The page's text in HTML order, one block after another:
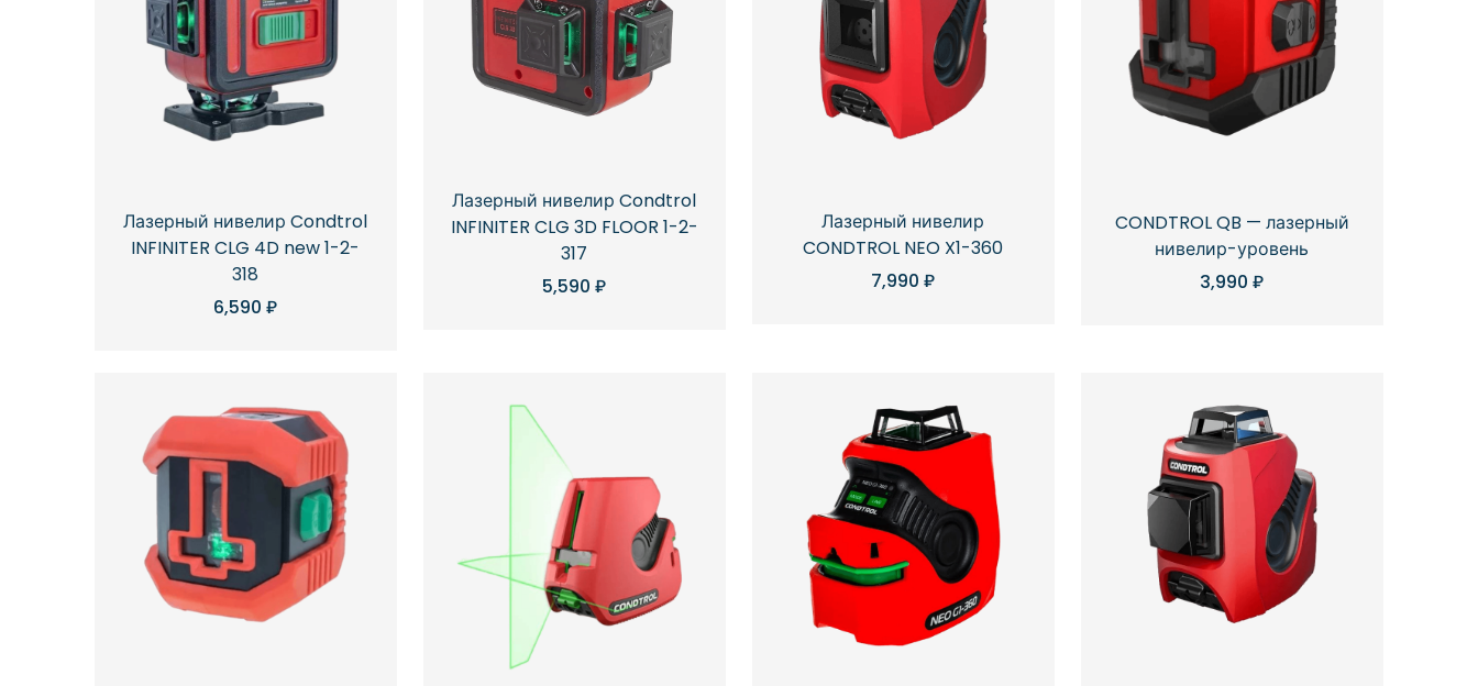
Лазерный нивелир Condtrol
INFINITER CLG 4D new 1-2-
318
6,590₽
Лазерный нивелир Condtrol
INFINITER CLG 3D FLOOR 1-2-
317
5,590₽
Лазерный нивелир
CONDTROL NEO X1-360
7,990₽
CONDTROL QB — лазерный
нивелир-уровень
3,990₽